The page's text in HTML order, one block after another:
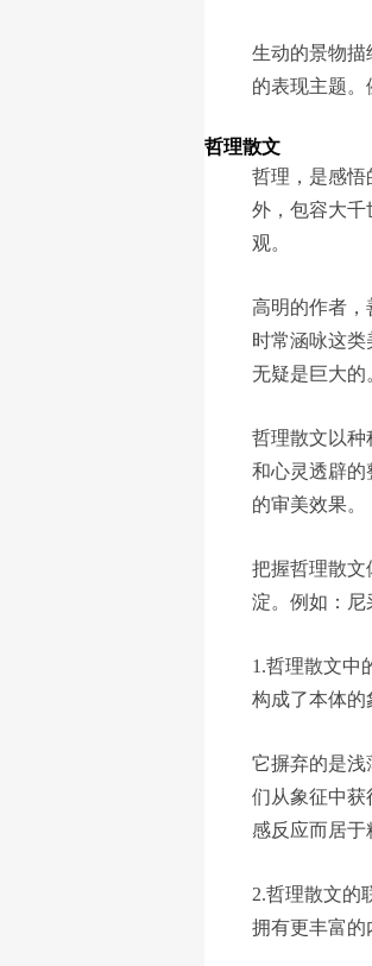
生动的景物描
的表现主题。
哲理散文
哲理，是感悟
外，包容大千
观。
高明的作者，
时常涵咏这
无疑是巨大的
哲理散文以种
和心灵透辟的
的审美效果。
把握哲理散文
淀。例如：尼
1.哲理散文中
构成了本体的
它摒弃的是浅
们从象征中获
感反应而居于
2.哲理散文的
拥有更丰富的